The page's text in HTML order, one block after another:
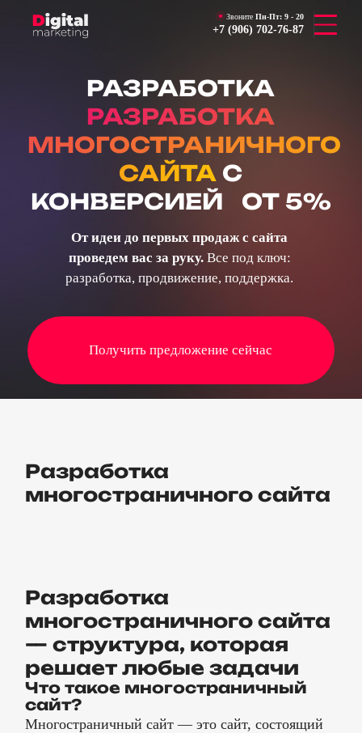
Звоните Пн-Пт: 9 - 20
+7 (906) 702-76-87
РАЗРАБОТКА
РАЗРАБОТКА
МНОГОСТРАНИЧНОГО
САЙТА С
КОНВЕРСИЕЙ ОТ 5%
От идеи до первых продаж с сайта
проведем вас за руку. Все под ключ:
разработка, продвижение, поддержка.
Получить предложение сейчас
Разработка
многостраничного сайта
Разработка
многостраничного сайта
— структура, которая
решает любые задачи
Что такое многостраничный
сайт?
Многостраничный сайт — это сайт, состоящий